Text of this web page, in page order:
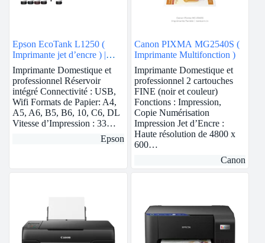
Epson EcoTank L1250 (
Imprimante jet d’encre ) |
Wifi
Imprimante Domestique et
professionnel Réservoir
intégré Connectivité : USB,
Wifi Formats de Papier: A4,
A5, A6, B5, B6, 10, C6, DL
Vitesse d’Impression : 33…
Epson
Canon PIXMA MG2540S (
Imprimante Multifonction )
Imprimante Domestique et
professionnel 2 cartouches
FINE (noir et couleur)
Fonctions : Impression,
Copie Numérisation
Impression Jet d’Encre :
Haute résolution de 4800 x
600…
Canon